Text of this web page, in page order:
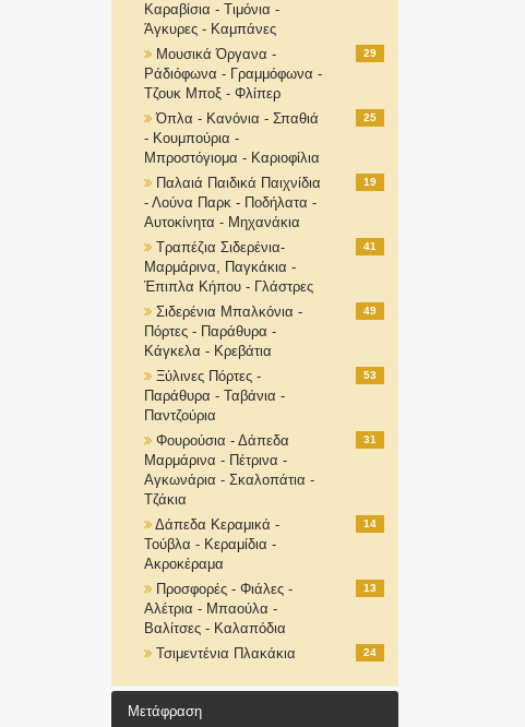
Καραβίσια - Τιμόνια -
Άγκυρες - Καμπάνες
Μουσικά Όργανα -
Ράδιόφωνα - Γραμμόφωνα -
Τζουκ Μποξ - Φλίπερ
29
Όπλα - Κανόνια - Σπαθιά
- Κουμπούρια -
Μπροστόγιομα - Καριοφίλια
25
Παλαιά Παιδικά Παιχνίδια
- Λούνα Παρκ - Ποδήλατα -
Αυτοκίνητα - Μηχανάκια
19
Τραπέζια Σιδερένια-
Μαρμάρινα, Παγκάκια -
Έπιπλα Κήπου - Γλάστρες
41
Σιδερένια Μπαλκόνια -
Πόρτες - Παράθυρα -
Κάγκελα - Κρεβάτια
49
Ξύλινες Πόρτες -
Παράθυρα - Ταβάνια -
Παντζούρια
53
Φουρούσια - Δάπεδα
Μαρμάρινα - Πέτρινα -
Αγκωνάρια - Σκαλοπάτια -
Τζάκια
31
Δάπεδα Κεραμικά -
Τούβλα - Κεραμίδια -
Ακροκέραμα
14
Προσφορές - Φιάλες -
Αλέτρια - Μπαούλα -
Βαλίτσες - Καλαπόδια
13
Τσιμεντένια Πλακάκια 24
Μετάφραση